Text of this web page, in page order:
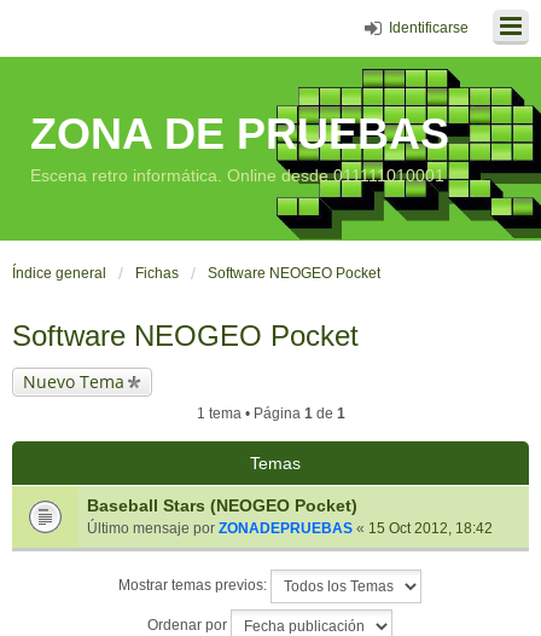
Identificarse
ZONA DE PRUEBAS
Escena retro informática. Online desde 011111010001
Índice general Fichas Software NEOGEO Pocket
Software NEOGEO Pocket
Nuevo Tema
1 tema • Página 1de 1
Temas
Baseball Stars (NEOGEO Pocket)
Último mensaje por ZONADEPRUEBAS « 15 Oct 2012, 18:42
Mostrar temas previos:
Ordenar por